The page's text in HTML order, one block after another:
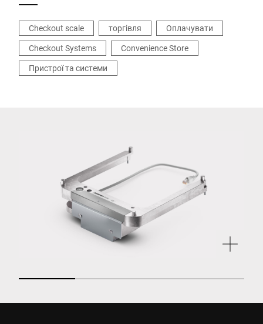
Checkout scale торгівля
Оплачувати
Checkout Systems
Convenience Store
Пристрої та системи